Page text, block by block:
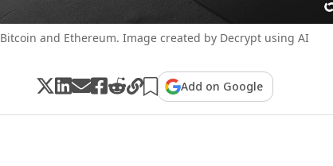
Bitcoin and Ethereum. Image created by Decrypt using AI
Add on Google